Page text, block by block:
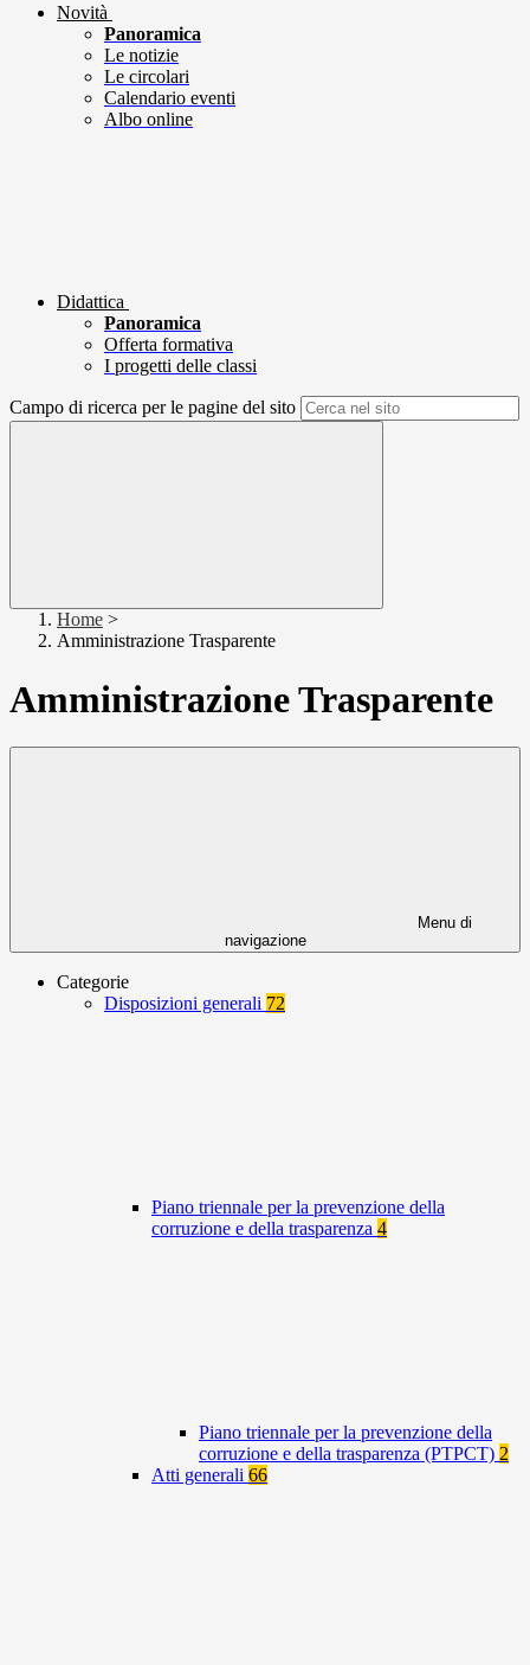
Novità
Panoramica
Le notizie
Le circolari
Calendario eventi
Albo online
Didattica
Panoramica
Offerta formativa
I progetti delle classi
Campo di ricerca per le pagine del sito
Home >
Amministrazione Trasparente
Amministrazione Trasparente
Menu di
navigazione
Categorie
Disposizioni generali 72
Piano triennale per la prevenzione della
corruzione e della trasparenza 4
Piano triennale per la prevenzione della
corruzione e della trasparenza (PTPCT) 2
Atti generali 66